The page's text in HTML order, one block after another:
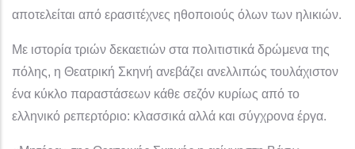
αποτελείται από ερασιτέχνες ηθοποιούς όλων των ηλικιών.
Με ιστορία τριών δεκαετιών στα πολιτιστικά δρώμενα της
πόλης, η Θεατρική Σκηνή ανεβάζει ανελλιπώς τουλάχιστον
ένα κύκλο παραστάσεων κάθε σεζόν κυρίως από το
ελληνικό ρεπερτόριο: κλασσικά αλλά και σύγχρονα έργα.